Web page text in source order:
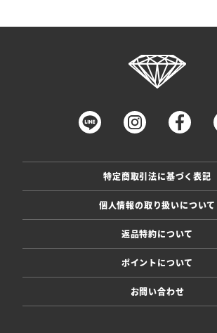
特定商取引法に基づく表記
個人情報の取り扱いについて
返品特約について
ポイントについて
お問い合わせ